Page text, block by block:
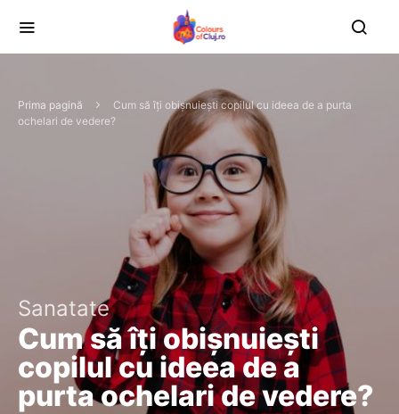
Prima pagină
Cum să îți obișnuiești copilul cu ideea de a purta
ochelari de vedere?
Sanatate
Cum să îți obișnuiești
copilul cu ideea de a
purta ochelari de vedere?